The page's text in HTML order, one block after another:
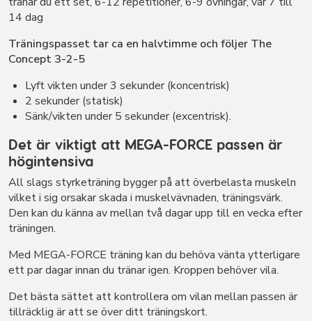
14 dag
Träningspasset tar ca en halvtimme och följer The
Concept 3-2-5
Lyft vikten under 3 sekunder (koncentrisk)
2 sekunder (statisk)
Sänk/vikten under 5 sekunder (excentrisk).
Det är viktigt att MEGA-FORCE passen är
högintensiva
All slags styrketräning bygger på att överbelasta muskeln
vilket i sig orsakar skada i muskelvävnaden, träningsvärk.
Den kan du känna av mellan två dagar upp till en vecka efter
träningen.
Med MEGA-FORCE träning kan du behöva vänta ytterligare
ett par dagar innan du tränar igen. Kroppen behöver vila.
Det bästa sättet att kontrollera om vilan mellan passen är
tillräcklig är att se över ditt träningskort.